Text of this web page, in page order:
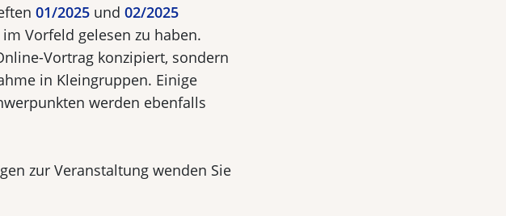
01/2025 und 02/2025
Vorfeld gelesen zu haben.
Vortrag konzipiert, sondern
in Kleingruppen. Einige
werden ebenfalls
zur Veranstaltung wenden Sie